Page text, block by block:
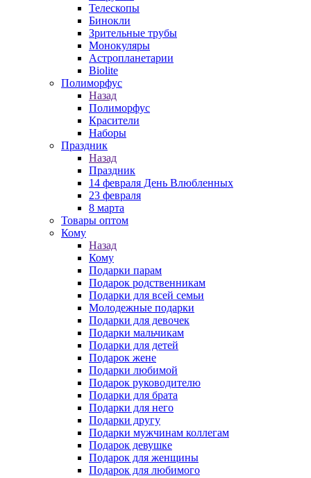
Телескопы
Бинокли
Зрительные трубы
Монокуляры
Астропланетарии
Biolite
Полиморфус
Назад
Полиморфус
Красители
Наборы
Праздник
Назад
Праздник
14 февраля День Влюбленных
23 февраля
8 марта
Товары оптом
Кому
Назад
Кому
Подарки парам
Подарок родственникам
Подарки для всей семьи
Молодежные подарки
Подарки для девочек
Подарки мальчикам
Подарки для детей
Подарок жене
Подарки любимой
Подарок руководителю
Подарки для брата
Подарки для него
Подарки другу
Подарки мужчинам коллегам
Подарок девушке
Подарок для женщины
Подарок для любимого